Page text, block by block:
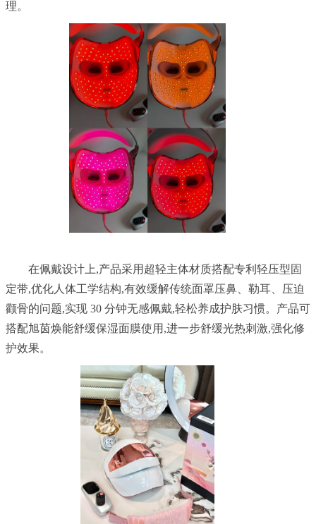
定带,优化人体工学结构,有效缓解传统面罩压鼻、勒耳、压迫
颧骨的问题,实现 30 分钟无感佩戴,轻松养成护肤习惯。产品可
搭配旭茵焕能舒缓保湿面膜使用,进一步舒缓光热刺激,强化修